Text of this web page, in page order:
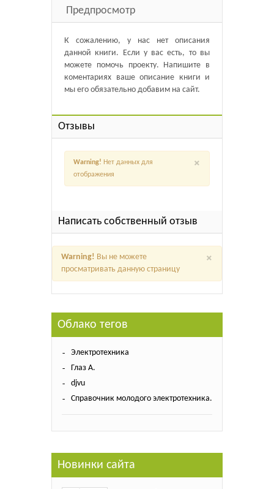
Предпросмотр
К сожалению, у нас нет описания
данной книги. Если у вас есть, то вы
можете помочь проекту. Напишите в
коментариях ваше описание книги и
мы его обязательно добавим на сайт.
Отзывы
×
Warning! Нет данных для
отображения
Написать собственный отзыв
×
Warning! Вы не можете
просматривать данную страницу
Облако тегов
Электротехника
Глаз А.
djvu
Справочник молодого электротехника.
Новинки сайта